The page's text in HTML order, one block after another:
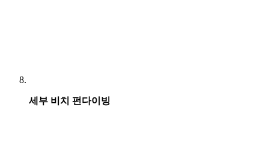
세부 비치 펀다이빙